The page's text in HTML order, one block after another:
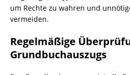
um Rechte zu wahren und
vermeiden.
Regelmäßige
Grundbuchauszugs